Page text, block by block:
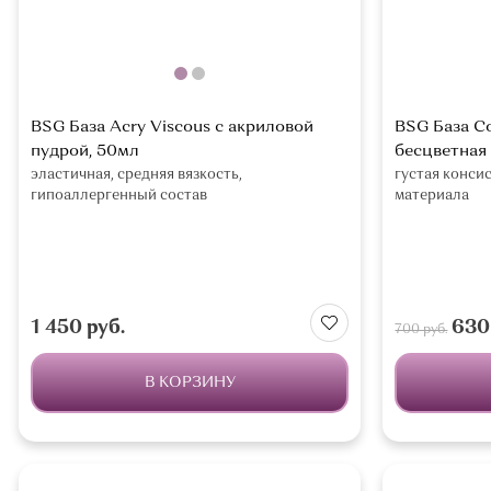
BSG База Acry Viscous с акриловой
пудрой, 50мл
эластичная, средняя вязкость,
гипоаллергенный состав
1 450 руб.
В КОРЗИНУ
BSG База
густая
материала
700 руб.630